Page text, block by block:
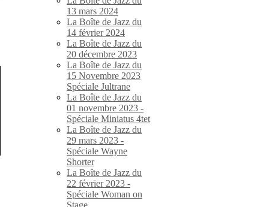
13 mars 2024
La Boîte de Jazz du
14 février 2024
La Boîte de Jazz du
20 décembre 2023
La Boîte de Jazz du
15 Novembre 2023
Spéciale Jultrane
La Boîte de Jazz du
01 novembre 2023 -
Spéciale Miniatus 4tet
La Boîte de Jazz du
29 mars 2023 -
Spéciale Wayne
Shorter
La Boîte de Jazz du
22 février 2023 -
Spéciale Woman on
Stage